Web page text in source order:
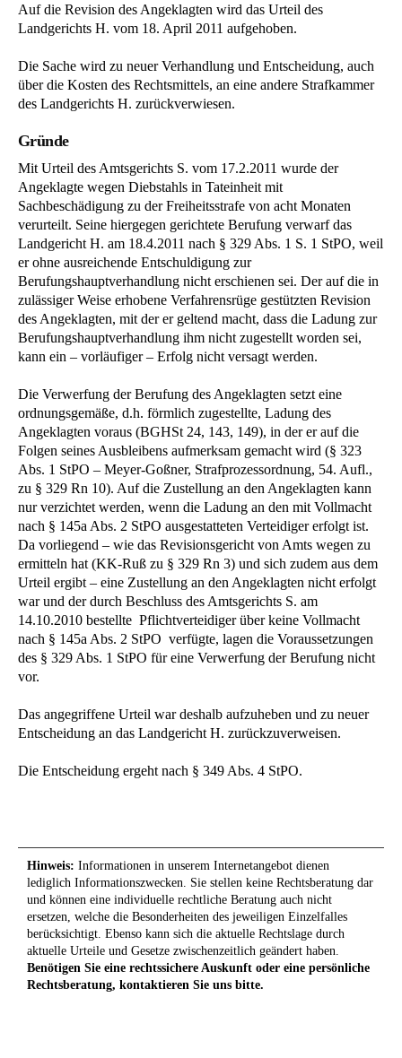
Auf die Revision des Angeklagten wird das Urteil des
Landgerichts H. vom 18. April 2011 aufgehoben.
Die Sache wird zu neuer Verhandlung und Entscheidung, auch
über die Kosten des Rechtsmittels, an eine andere Strafkammer
des Landgerichts H. zurückverwiesen.
Gründe
Mit Urteil des Amtsgerichts S. vom 17.2.2011 wurde der
Angeklagte wegen Diebstahls in Tateinheit mit
Sachbeschädigung zu der Freiheitsstrafe von acht Monaten
verurteilt. Seine hiergegen gerichtete Berufung verwarf das
Landgericht H. am 18.4.2011 nach § 329 Abs. 1 S. 1 StPO, weil
er ohne ausreichende Entschuldigung zur
Berufungshauptverhandlung nicht erschienen sei. Der auf die in
zulässiger Weise erhobene Verfahrensrüge gestützten Revision
des Angeklagten, mit der er geltend macht, dass die Ladung zur
Berufungshauptverhandlung ihm nicht zugestellt worden sei,
kann ein – vorläufiger – Erfolg nicht versagt werden.
Die Verwerfung der Berufung des Angeklagten setzt eine
ordnungsgemäße, d.h. förmlich zugestellte, Ladung des
Angeklagten voraus (BGHSt 24, 143, 149), in der er auf die
Folgen seines Ausbleibens aufmerksam gemacht wird (§ 323
Abs. 1 StPO – Meyer-Goßner, Strafprozessordnung, 54. Aufl.,
zu § 329 Rn 10). Auf die Zustellung an den Angeklagten kann
nur verzichtet werden, wenn die Ladung an den mit Vollmacht
nach § 145a Abs. 2 StPO ausgestatteten Verteidiger erfolgt ist.
Da vorliegend – wie das Revisionsgericht von Amts wegen zu
ermitteln hat (KK-Ruß zu § 329 Rn 3) und sich zudem aus dem
Urteil ergibt – eine Zustellung an den Angeklagten nicht erfolgt
war und der durch Beschluss des Amtsgerichts S. am
14.10.2010 bestellte Pflichtverteidiger über keine Vollmacht
nach § 145a Abs. 2 StPO verfügte, lagen die Voraussetzungen
des § 329 Abs. 1 StPO für eine Verwerfung der Berufung nicht
vor.
Das angegriffene Urteil war deshalb aufzuheben und zu neuer
Entscheidung an das Landgericht H. zurückzuverweisen.
Die Entscheidung ergeht nach § 349 Abs. 4 StPO.
Hinweis: Informationen in unserem Internetangebot dienen
lediglich Informationszwecken. Sie stellen keine Rechtsberatung dar
und können eine individuelle rechtliche Beratung auch nicht
ersetzen, welche die Besonderheiten des jeweiligen Einzelfalles
berücksichtigt. Ebenso kann sich die aktuelle Rechtslage durch
aktuelle Urteile und Gesetze zwischenzeitlich geändert haben.
Benötigen Sie eine rechtssichere Auskunft oder eine persönliche
Rechtsberatung, kontaktieren Sie uns bitte.